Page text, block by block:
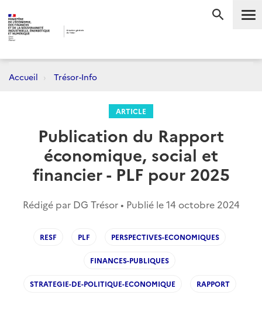
Accueil Trésor-Info
ARTICLE
Publication du Rapport
économique, social et
financier - PLF pour 2025
Rédigé par DG Trésor • Publié le14 octobre 2024
RESF PLF PERSPECTIVES-ECONOMIQUES
FINANCES-PUBLIQUES
STRATEGIE-DE-POLITIQUE-ECONOMIQUE RAPPORT